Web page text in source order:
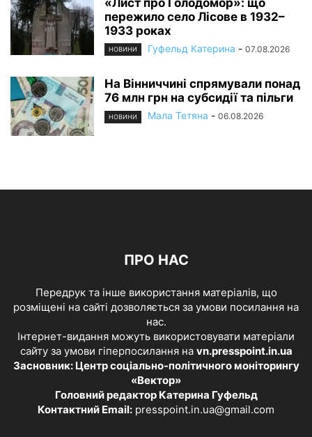
«Лист про Голодомор»: що
пережило село Лісове в 1932–
1933 роках
НОВИНИ Гуфельд Катерина - 07.08.2026
На Вінниччині спрямували понад
76 млн грн на субсидії та пільги
НОВИНИ Мала Тетяна - 06.08.2026
ПРО НАС
Передрук та інше використання матеріалів, що
розміщені на сайті дозволяється за умови посилання на
нас.
Інтернет-видання можуть використовувати матеріали
сайту за умови гіперпосилання на vn.presspoint.in.ua
Засновник: Центр соціально-політичного моніторингу
«Вектор»
Головний редактор Катерина Гуфельд
Контактний Email: presspoint.in.ua@gmail.com